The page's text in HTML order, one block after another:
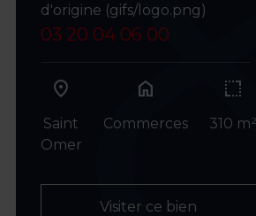
d'origine (gifs/logo.png)
03 20 04 06 00
Saint
Omer
home
Commerces 310 m²
Visiter ce bien